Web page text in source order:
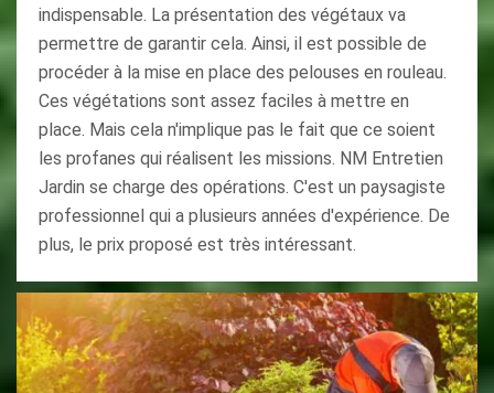
indispensable. La présentation des végétaux va
permettre de garantir cela. Ainsi, il est possible de
procéder à la mise en place des pelouses en rouleau.
Ces végétations sont assez faciles à mettre en
place. Mais cela n'implique pas le fait que ce soient
les profanes qui réalisent les missions. NM Entretien
Jardin se charge des opérations. C'est un paysagiste
professionnel qui a plusieurs années d'expérience. De
plus, le prix proposé est très intéressant.